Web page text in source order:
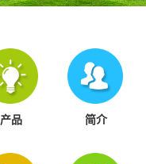
产品 简介